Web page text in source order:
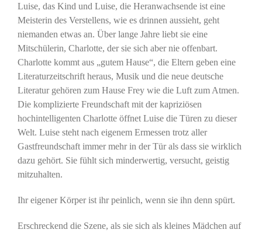
Luise, das Kind und Luise, die Heranwachsende ist eine
Meisterin des Verstellens, wie es drinnen aussieht, geht
niemanden etwas an. Über lange Jahre liebt sie eine
Mitschülerin, Charlotte, der sie sich aber nie offenbart.
Charlotte kommt aus „gutem Hause“, die Eltern geben eine
Literaturzeitschrift heraus, Musik und die neue deutsche
Literatur gehören zum Hause Frey wie die Luft zum Atmen.
Die komplizierte Freundschaft mit der kapriziösen
hochintelligenten Charlotte öffnet Luise die Türen zu dieser
Welt. Luise steht nach eigenem Ermessen trotz aller
Gastfreundschaft immer mehr in der Tür als dass sie wirklich
dazu gehört. Sie fühlt sich minderwertig, versucht, geistig
mitzuhalten.
Ihr eigener Körper ist ihr peinlich, wenn sie ihn denn spürt.
Erschreckend die Szene, als sie sich als kleines Mädchen auf